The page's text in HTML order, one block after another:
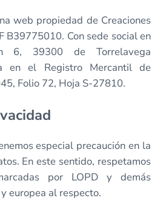
web propiedad de Creaciones
B39775010. Con sede social en
6, 39300 de Torrelavega
en el Registro Mercantil de
Folio 72, Hoja S-27810.
especial precaución en la
En este sentido, respetamos
por LOPD y demás
europea al respecto.